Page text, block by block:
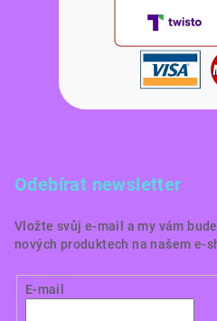
Odebírat newsletter
Vložte svůj e-mail a my vám
nových produktech na našem e-
E-mail